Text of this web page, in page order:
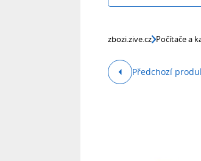
zbozi.zive.cz Počítače a
Předchozí